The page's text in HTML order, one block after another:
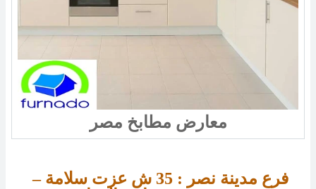
معارض مطابخ مصر
فرع مدينة نصر : 35
ش عزت سلامة –